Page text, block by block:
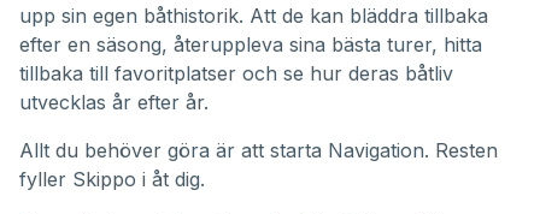
upp sin egen båthistorik. Att de kan bläddra tillbaka
efter en säsong, återuppleva sina bästa turer, hitta
tillbaka till favoritplatser och se hur deras båtliv
utvecklas år efter år.
Allt du behöver göra är att starta Navigation. Resten
fyller Skippo i åt dig.